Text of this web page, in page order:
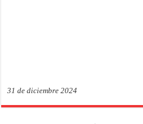
31 de diciembre 2024